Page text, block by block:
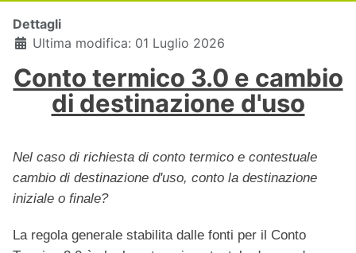
Dettagli
Ultima modifica: 01 Luglio 2026
Conto termico 3.0 e cambio
di destinazione d'uso
Nel caso di richiesta di conto termico e contestuale
cambio di destinazione d'uso, conto la destinazione
iniziale o finale?
La regola generale stabilita dalle fonti per il Conto